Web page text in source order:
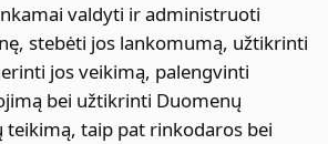
valdyti ir administruoti
stebėti jos lankomumą, užtikrinti
jos veikimą, palengvinti
bei užtikrinti Duomenų
teikimą, taip pat rinkodaros bei